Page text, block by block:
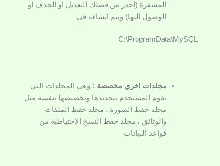
المشفرة (احذر من فضلك التعديل او الجذف او
الوصول اليها) ويتم انشاءه في
C:\ProgramData\MySQL
مجلدات اخري مخصصة : وهي المجلدات التي
يقوم المستخدم بتحديدها وتخصيصها بنفسه مثل
مجلد حفظ الصورة ، مجلد حفظ الملفات
والوثائق ، مجلد حفظ النسخ الاحتياطية من
قواعد البيانات